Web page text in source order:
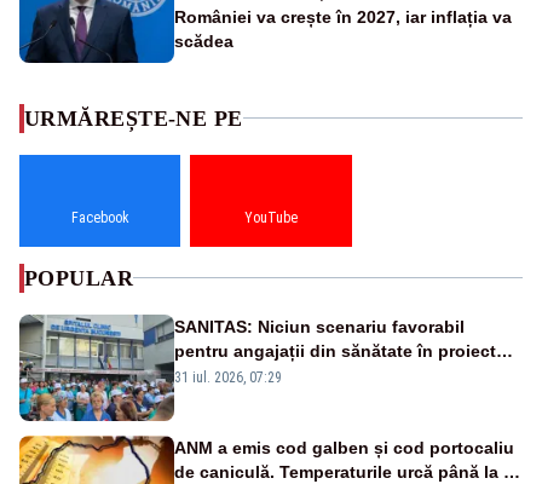
României va crește în 2027, iar inflația va
scădea
URMĂREȘTE-NE PE
Facebook YouTube
POPULAR
SANITAS: Niciun scenariu favorabil
pentru angajații din sănătate în proiectul
Legii salarizării
31 iul. 2026, 07:29
ANM a emis cod galben și cod portocaliu
de caniculă. Temperaturile urcă până la 38